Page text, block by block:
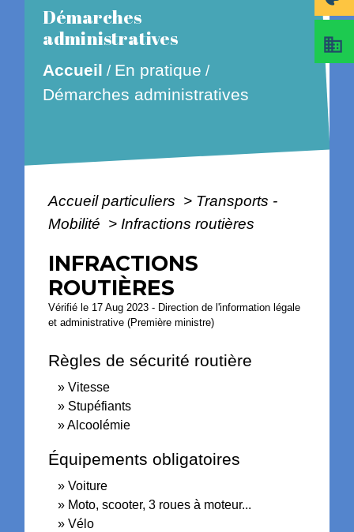
Démarches
administratives
Accueil / En pratique /
Démarches administratives
Accueil particuliers > Transports -
Mobilité > Infractions routières
INFRACTIONS
ROUTIÈRES
Vérifié le 17 Aug 2023 - Direction de l'information légale
et administrative (Première ministre)
Règles de sécurité routière
Vitesse
Stupéfiants
Alcoolémie
Équipements obligatoires
Voiture
Moto, scooter, 3 roues à moteur...
Vélo
business